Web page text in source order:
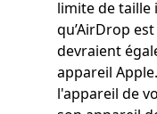
limite de taille
qu’AirDrop
devraient
appareil
l'appareil de